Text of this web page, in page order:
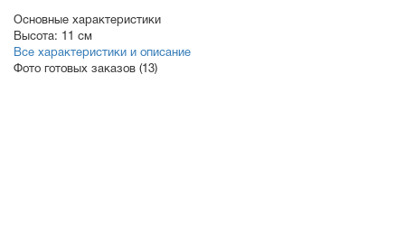
Основные характеристики
Высота: 11 см
Все характеристики и описание
Фото готовых заказов (13)